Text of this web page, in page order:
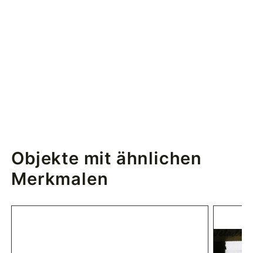
Objekte mit ähnlichen
Merkmalen